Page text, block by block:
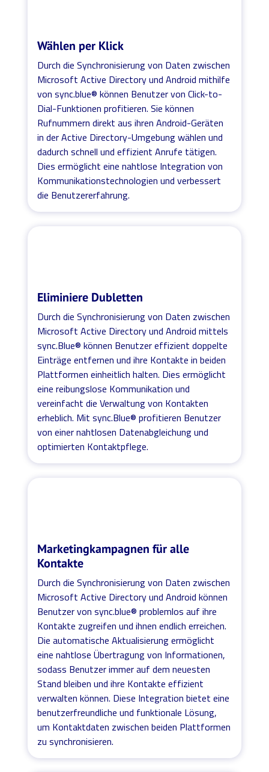
Wählen per Klick
Durch die Synchronisierung von Daten zwischen
Microsoft Active Directory und Android mithilfe
von sync.blue® können Benutzer von Click-to-
Dial-Funktionen profitieren. Sie können
Rufnummern direkt aus ihren Android-Geräten
in der Active Directory-Umgebung wählen und
dadurch schnell und effizient Anrufe tätigen.
Dies ermöglicht eine nahtlose Integration von
Kommunikationstechnologien und verbessert
die Benutzererfahrung.
Eliminiere Dubletten
Durch die Synchronisierung von Daten zwischen
Microsoft Active Directory und Android mittels
sync.Blue® können Benutzer effizient doppelte
Einträge entfernen und ihre Kontakte in beiden
Plattformen einheitlich halten. Dies ermöglicht
eine reibungslose Kommunikation und
vereinfacht die Verwaltung von Kontakten
erheblich. Mit sync.Blue® profitieren Benutzer
von einer nahtlosen Datenabgleichung und
optimierten Kontaktpflege.
Marketingkampagnen für alle
Kontakte
Durch die Synchronisierung von Daten zwischen
Microsoft Active Directory und Android können
Benutzer von sync.blue® problemlos auf ihre
Kontakte zugreifen und ihnen endlich erreichen.
Die automatische Aktualisierung ermöglicht
eine nahtlose Übertragung von Informationen,
sodass Benutzer immer auf dem neuesten
Stand bleiben und ihre Kontakte effizient
verwalten können. Diese Integration bietet eine
benutzerfreundliche und funktionale Lösung,
um Kontaktdaten zwischen beiden Plattformen
zu synchronisieren.